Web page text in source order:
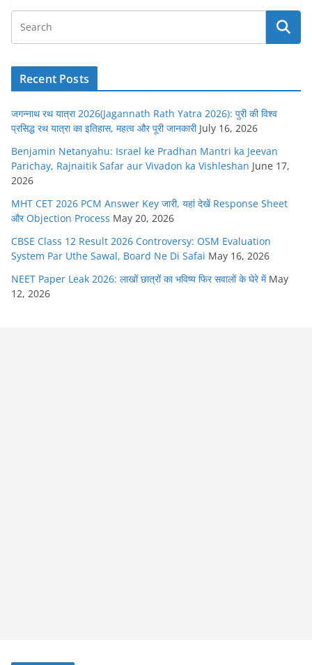
Recent Posts
जगन्नाथ रथ यात्रा 2026(Jagannath Rath Yatra 2026): पुरी की विश्व
प्रसिद्ध रथ यात्रा का इतिहास, महत्व और पूरी जानकारी July 16, 2026
Benjamin Netanyahu: Israel ke Pradhan Mantri ka Jeevan
Parichay, Rajnaitik Safar aur Vivadon ka Vishleshan June 17,
2026
MHT CET 2026 PCM Answer Key जारी, यहां देखें Response Sheet
और Objection Process May 20, 2026
CBSE Class 12 Result 2026 Controversy: OSM Evaluation
System Par Uthe Sawal, Board Ne Di Safai May 16, 2026
NEET Paper Leak 2026: लाखों छात्रों का भविष्य फिर सवालों के घेरे में May
12, 2026